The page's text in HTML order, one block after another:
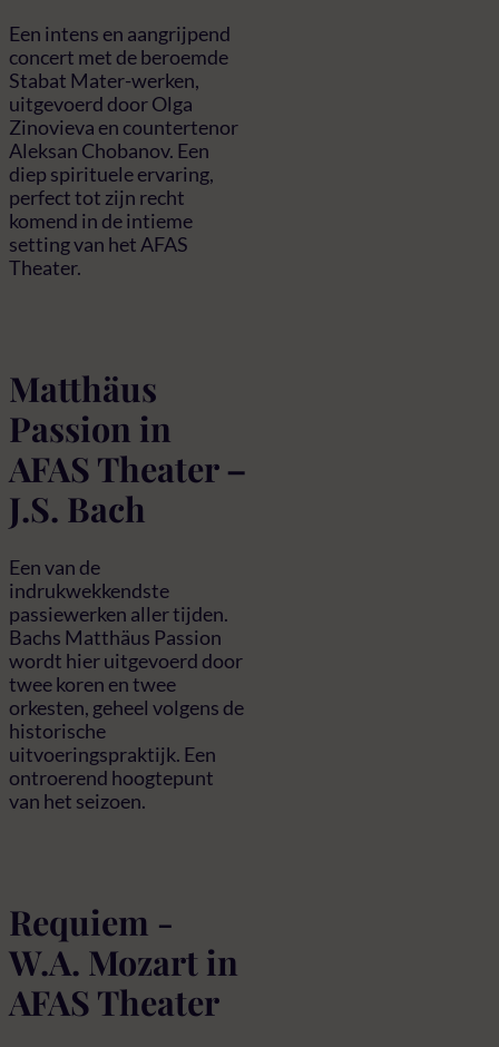
Een intens en aangrijpend
concert met de beroemde
Stabat Mater-werken,
uitgevoerd door Olga
Zinovieva en countertenor
Aleksan Chobanov. Een
diep spirituele ervaring,
perfect tot zijn recht
komend in de intieme
setting van het AFAS
Theater.
Matthäus
Passion in
AFAS Theater –
J.S. Bach
Een van de
indrukwekkendste
passiewerken aller tijden.
Bachs Matthäus Passion
wordt hier uitgevoerd door
twee koren en twee
orkesten, geheel volgens de
historische
uitvoeringspraktijk. Een
ontroerend hoogtepunt
van het seizoen.
Requiem -
W.A. Mozart in
AFAS Theater